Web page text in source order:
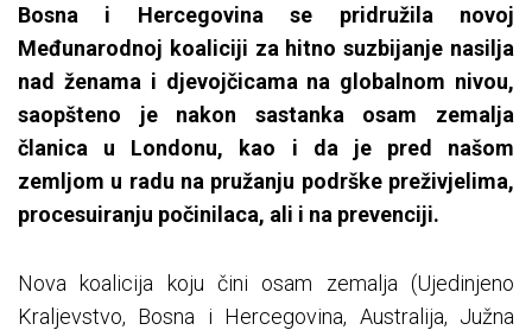
Bosna i Hercegovina se pridružila novoj
Međunarodnoj koaliciji za hitno suzbijanje nasilja
nad ženama i djevojčicama na globalnom nivou,
saopšteno je nakon sastanka osam zemalja
članica u Londonu, kao i da je pred našom
zemljom u radu na pružanju podrške preživjelima,
procesuiranju počinilaca, ali i na prevenciji.
Nova koalicija koju čini osam zemalja (Ujedinjeno
Kraljevstvo, Bosna i Hercegovina, Australija, Južna